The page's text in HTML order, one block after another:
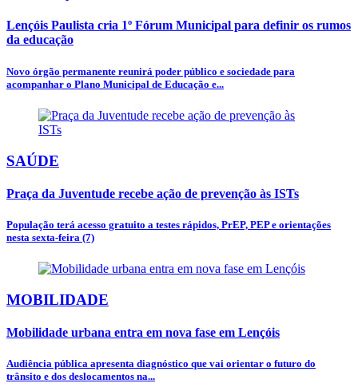
Lençóis Paulista cria 1º Fórum Municipal para definir os rumos
da educação
Novo órgão permanente reunirá poder público e sociedade para
acompanhar o Plano Municipal de Educação e...
SAÚDE
Praça da Juventude recebe ação de prevenção às ISTs
População terá acesso gratuito a testes rápidos, PrEP, PEP e orientações
nesta sexta-feira (7)
MOBILIDADE
Mobilidade urbana entra em nova fase em Lençóis
Audiência pública apresenta diagnóstico que vai orientar o futuro do
trânsito e dos deslocamentos na...